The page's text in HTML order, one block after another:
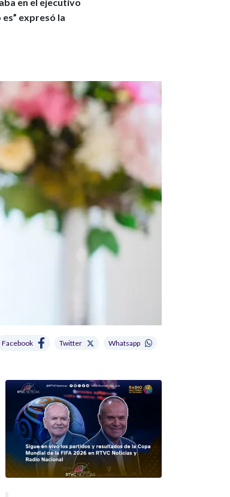
expresó la
Facebook Twitter Whatsapp